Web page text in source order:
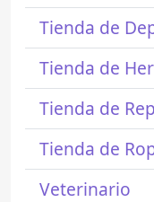
Tienda de
Tienda de
Tienda de
Tienda de
Veterinario